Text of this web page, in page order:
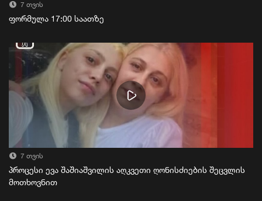
7 თვის
ფორმულა 17:00 საათზე
7 თვის
პროცესი ევა შაშიაშვილის აღკვეთი ღონისძიების შეცვლის
მოთხოვნით